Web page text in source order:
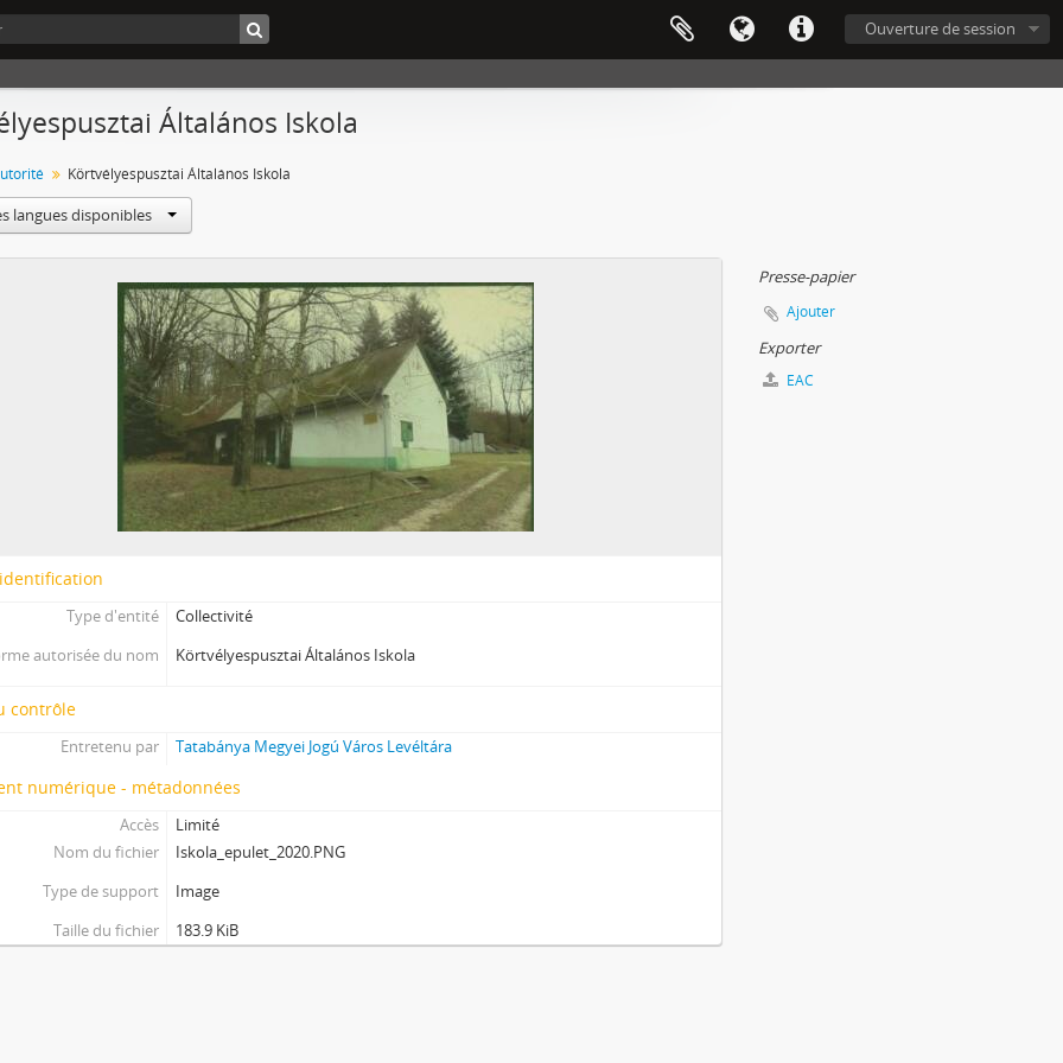
Ouverture de session
Általános Iskola
Körtvélyespusztai Általános Iskola
langues disponibles
Type d'entité
Collectivité
autorisée du nom
Körtvélyespusztai Általános Iskola
contrôle
Entretenu par Tatabánya Megyei Jogú Város Levéltára
numérique - métadonnées
Accès
Limité
Nom du fichier
Iskola_epulet_2020.PNG
Type de support
Image
Taille du fichier
183.9 KiB
Presse-papier
Ajouter
Exporter
EAC